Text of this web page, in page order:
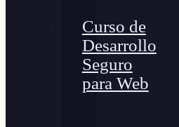
Curso de
Desarrollo
Seguro
para Web